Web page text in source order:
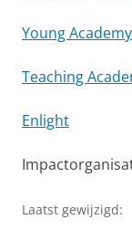
Young
Teaching
Enlight
Laatst gewijzigd: